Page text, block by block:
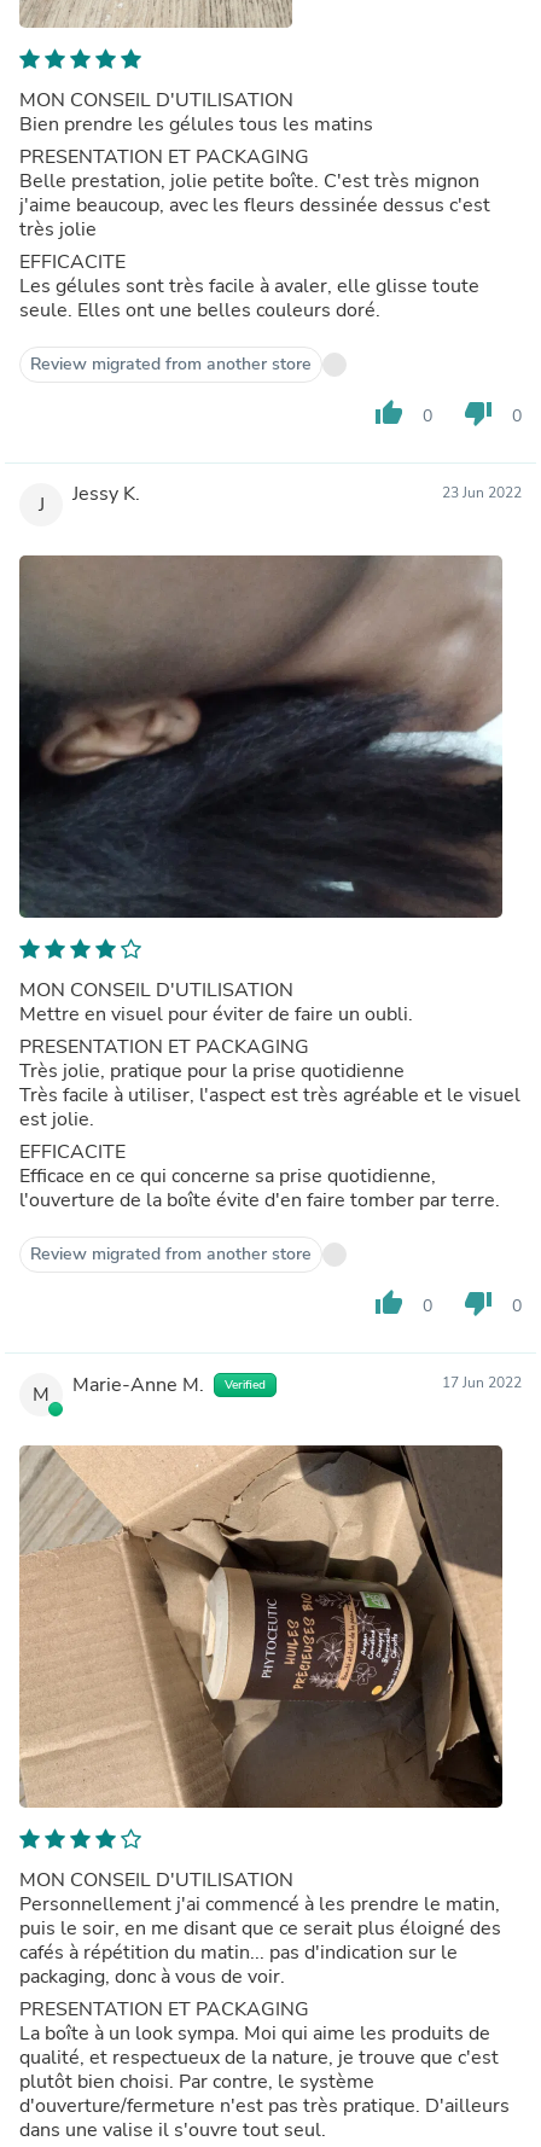
MON CONSEIL D'UTILISATION
Bien prendre les gélules tous les matins
PRESENTATION ET PACKAGING
Belle prestation, jolie petite boîte. C'est très mignon
j'aime beaucoup, avec les fleurs dessinée dessus c'est
très jolie
EFFICACITE
Les gélules sont très facile à avaler, elle glisse toute
seule. Elles ont une belles couleurs doré.
Review migrated from another store
thumb_up 0 thumb_down 0
J Jessy K. 23 Jun 2022
MON CONSEIL D'UTILISATION
Mettre en visuel pour éviter de faire un oubli.
PRESENTATION ET PACKAGING
Très jolie, pratique pour la prise quotidienne
Très facile à utiliser, l'aspect est très agréable et le visuel
est jolie.
EFFICACITE
Efficace en ce qui concerne sa prise quotidienne,
l'ouverture de la boîte évite d'en faire tomber par terre.
Review migrated from another store
thumb_up 0 thumb_down 0
M Marie-Anne M. Verified 17 Jun 2022
MON CONSEIL D'UTILISATION
Personnellement j'ai commencé à les prendre le matin,
puis le soir, en me disant que ce serait plus éloigné des
cafés à répétition du matin... pas d'indication sur le
packaging, donc à vous de voir.
PRESENTATION ET PACKAGING
La boîte à un look sympa. Moi qui aime les produits de
qualité, et respectueux de la nature, je trouve que c'est
plutôt bien choisi. Par contre, le système
d'ouverture/fermeture n'est pas très pratique. D'ailleurs
dans une valise il s'ouvre tout seul.